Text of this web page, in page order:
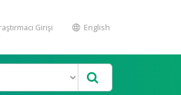
Girişi English